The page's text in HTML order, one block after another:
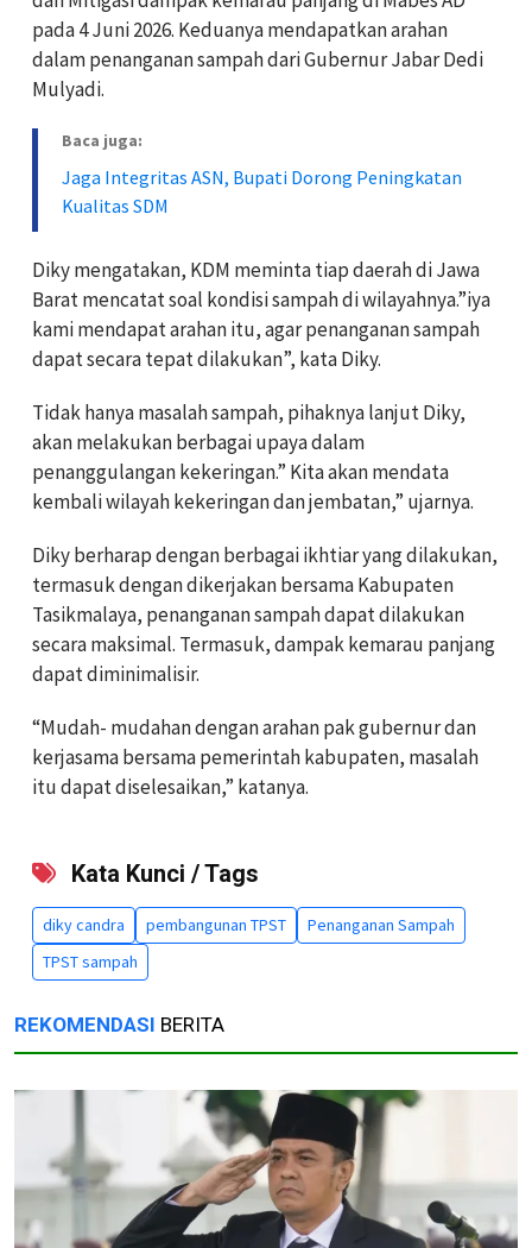
pada 4 Juni 2026. Keduanya mendapatkan arahan
dalam penanganan sampah dari Gubernur Jabar Dedi
Mulyadi.
Baca juga:
Jaga Integritas ASN, Bupati Dorong Peningkatan
Kualitas SDM
Diky mengatakan, KDM meminta tiap daerah di Jawa
Barat mencatat soal kondisi sampah di wilayahnya.”iya
kami mendapat arahan itu, agar penanganan sampah
dapat secara tepat dilakukan”, kata Diky.
Tidak hanya masalah sampah, pihaknya lanjut Diky,
akan melakukan berbagai upaya dalam
penanggulangan kekeringan.” Kita akan mendata
kembali wilayah kekeringan dan jembatan,” ujarnya.
Diky berharap dengan berbagai ikhtiar yang dilakukan,
termasuk dengan dikerjakan bersama Kabupaten
Tasikmalaya, penanganan sampah dapat dilakukan
secara maksimal. Termasuk, dampak kemarau panjang
dapat diminimalisir.
“Mudah- mudahan dengan arahan pak gubernur dan
kerjasama bersama pemerintah kabupaten, masalah
itu dapat diselesaikan,” katanya.
Kata Kunci / Tags
diky candra pembangunan TPST
Penanganan Sampah
TPST sampah
REKOMENDASI BERITA